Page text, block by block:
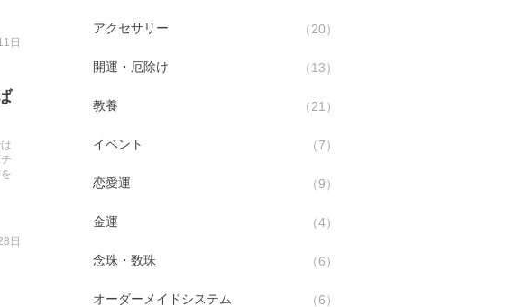
日
日
アクセサリー 20
開運・厄除け 13
教養 21
イベント 7
恋愛運 9
金運 4
念珠・数珠 6
オーダーメイドシステム 6